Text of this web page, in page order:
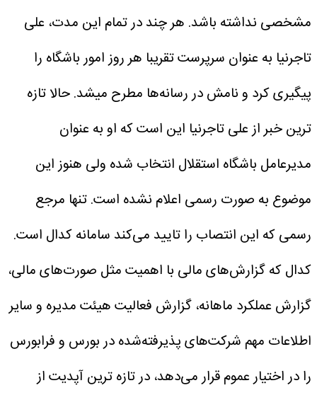
مشخصی نداشته باشد. هر چند در تمام این مدت، علی
تاجرنیا به عنوان سرپرست تقریبا هر روز امور باشگاه را
پیگیری کرد و نامش در رسانه‌ها مطرح میشد.حالا تازه
ترین خبر از علی تاجرنیا این است که او به عنوان
مدیرعامل باشگاه استقلال انتخاب شده ولی هنوز این
موضوع به صورت رسمی اعلام نشده است. تنها مرجع
رسمی که این انتصاب را تایید می‌کند سامانه کدال است.
کدال که گزارش‌های مالی با اهمیت مثل صورت‌های مالی،
گزارش عملکرد ماهانه، گزارش فعالیت هیئت مدیره و سایر
اطلاعات مهم شرکت‌های پذیرفته‌شده در بورس و فرابورس
را در اختیار عموم قرار می‌دهد، در تازه ترین آپدیت از